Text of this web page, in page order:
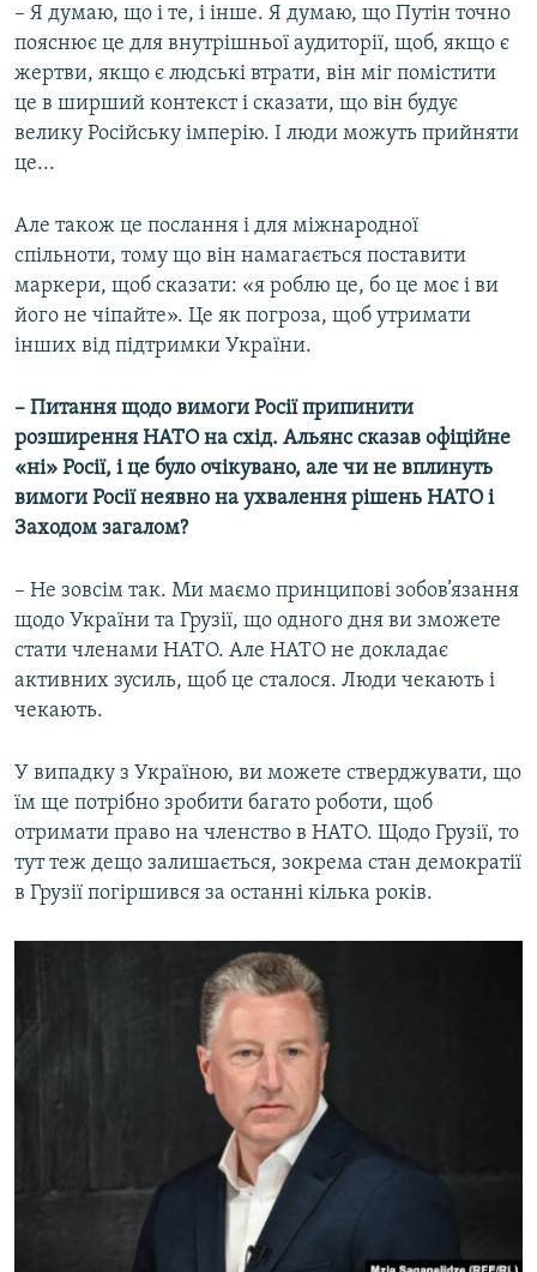
– Я думаю, що і те, і інше. Я думаю, що Путін точно
пояснює це для внутрішньої аудиторії, щоб, якщо є
жертви, якщо є людські втрати, він міг помістити
це в ширший контекст і сказати, що він будує
велику Російську імперію. І люди можуть прийняти
це...
Але також це послання і для міжнародної
спільноти, тому що він намагається поставити
маркери, щоб сказати: «я роблю це, бо це моє і ви
його не чіпайте». Це як погроза, щоб утримати
інших від підтримки України.
– Питання щодо вимоги Росії припинити
розширення НАТО на схід. Альянс сказав офіційне
«ні» Росії, і це було очікувано, але чи не вплинуть
вимоги Росії неявно на ухвалення рішень НАТО і
Заходом загалом?
– Не зовсім так. Ми маємо принципові зобов’язання
щодо України та Грузії, що одного дня ви зможете
стати членами НАТО. Але НАТО не докладає
активних зусиль, щоб це сталося. Люди чекають і
чекають.
У випадку з Україною, ви можете стверджувати, що
їм ще потрібно зробити багато роботи, щоб
отримати право на членство в НАТО. Щодо Грузії, то
тут теж дещо залишається, зокрема стан демократії
в Грузії погіршився за останні кілька років.